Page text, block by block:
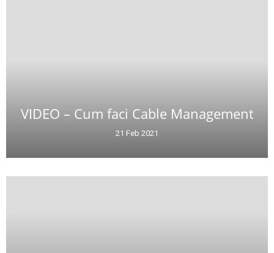
VIDEO – Cum faci Cable Management
21 Feb 2021